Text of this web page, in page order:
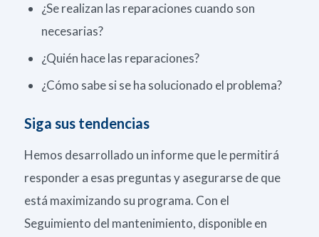
¿Se realizan las reparaciones cuando son
necesarias?
¿Quién hace las reparaciones?
¿Cómo sabe si se ha solucionado el problema?
Siga sus tendencias
Hemos desarrollado un informe que le permitirá
responder a esas preguntas y asegurarse de que
está maximizando su programa. Con el
Seguimiento del mantenimiento, disponible en